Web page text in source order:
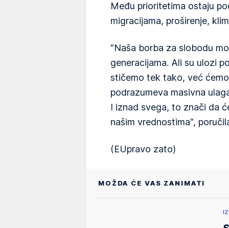
Među prioritetima ostaju
migracijama, proširenje,
"Naša borba za slobodu
generacijama. Ali su ulozi
stičemo tek tako, već
podrazumeva masivna
I iznad svega, to znači da
našim vrednostima",
(EUpravo zato)
MOŽDA ĆE VAS ZANIMATI